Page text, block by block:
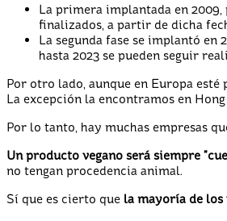
La primera implantada en
finalizados, a partir de dicha
La segunda fase se implantó
hasta 2023 se pueden seguir
Por otro lado, aunque en Europa
La excepción la encontramos en
Por lo tanto, hay muchas empresas
Un producto vegano será siempre
no tengan procedencia animal.
Sí que es cierto que la mayoría de los